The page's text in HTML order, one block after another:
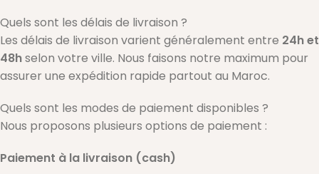
Quels sont les délais de livraison ?
Les délais de livraison varient généralement entre 24h et
48hselon votre ville. Nous faisons notre maximum pour
assurer une expédition rapide partout au Maroc.
Quels sont les modes de paiement disponibles ?
Nous proposons plusieurs options de paiement :
Paiement à la livraison (cash)